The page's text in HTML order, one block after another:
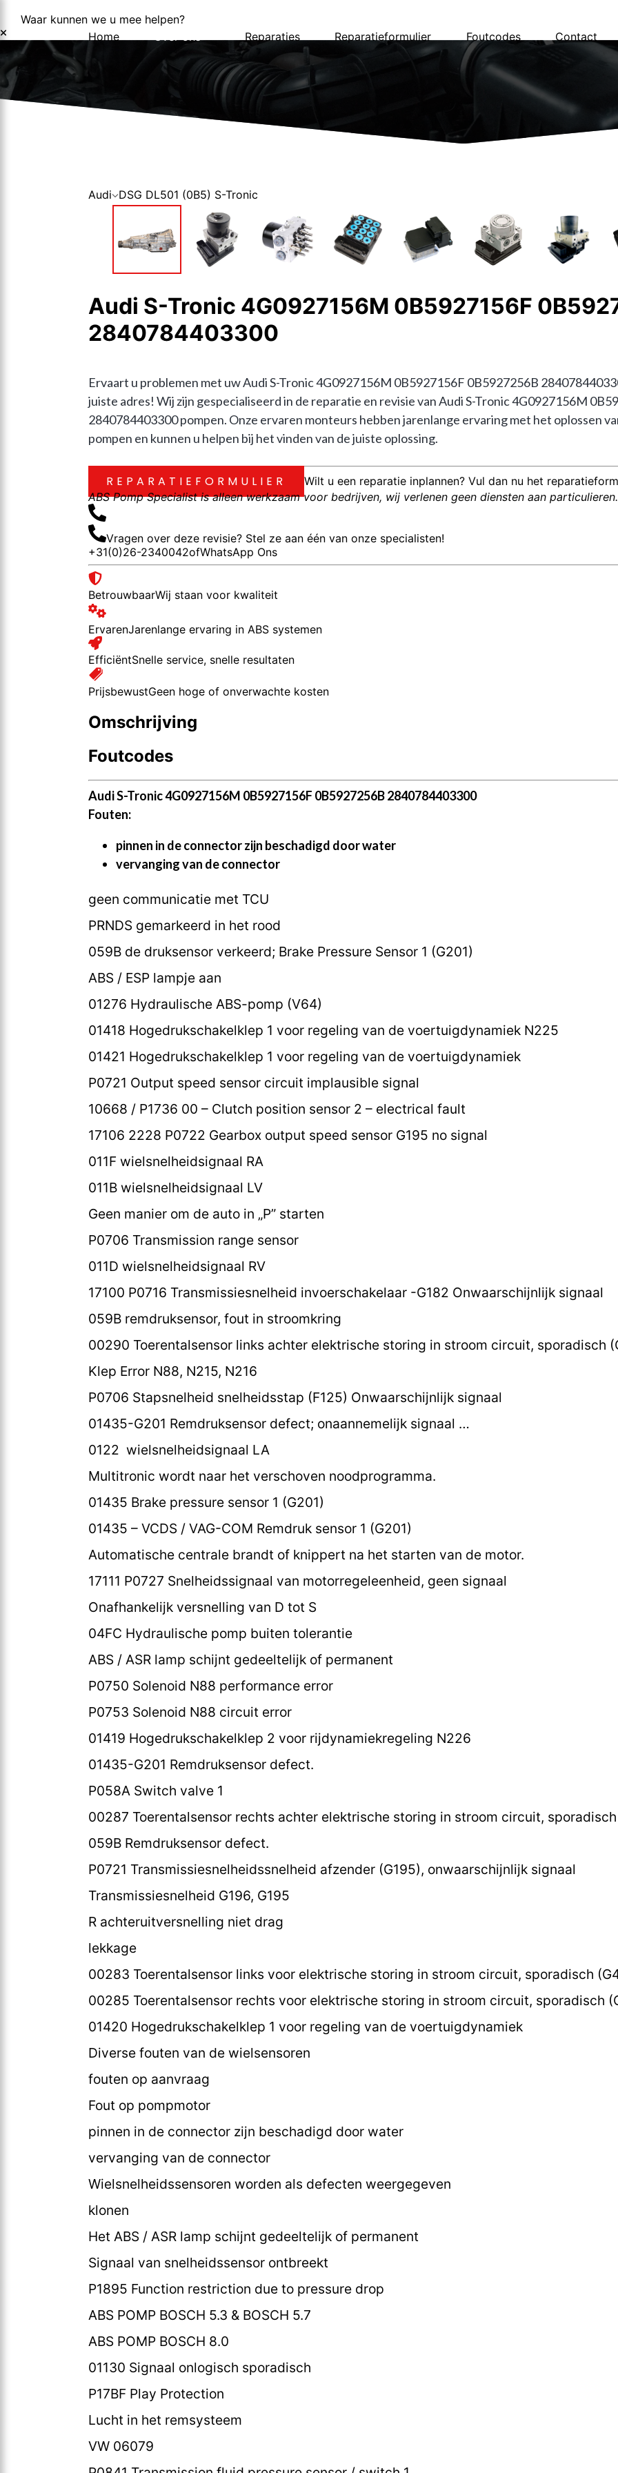
Waar kunnen we u mee helpen?
Home
Reparaties Reparatieformulier Foutcodes Contact
Audi DSG DL501 (0B5) S-Tronic
Audi S-Tronic 4G0927156M 0B5927156F
2840784403300
Ervaart u problemen met uw Audi S-Tronic 4G0927156M 0B5927156F 0B5927256B
juiste adres! Wij zijn gespecialiseerd in de reparatie en revisie van Audi S-Tronic 4G0927156M
2840784403300 pompen. Onze ervaren monteurs hebben jarenlange ervaring met het oplossen
pompen en kunnen u helpen bij het vinden van de juiste oplossing.
REPARATIEFORMULIER
Wilt u een reparatie inplannen? Vul dan nu het
ABS Pomp Specialist is alleen werkzaam voor bedrijven, wij verlenen geen diensten aan particulieren.
Vragen over deze revisie? Stel ze aan één van onze specialisten!
+31(0)26-2340042ofWhatsApp Ons
BetrouwbaarWij staan voor kwaliteit
ErvarenJarenlange ervaring in ABS systemen
EfficiëntSnelle service, snelle resultaten
PrijsbewustGeen hoge of onverwachte kosten
Omschrijving
Foutcodes
Audi S-Tronic 4G0927156M 0B5927156F 0B5927256B 2840784403300
Fouten:
pinnen in de connector zijn beschadigd door water
vervanging van de connector
geen communicatie met TCU
PRNDS gemarkeerd in het rood
059B de druksensor verkeerd; Brake Pressure Sensor 1 (G201)
ABS / ESP lampje aan
01276 Hydraulische ABS-pomp (V64)
01418 Hogedrukschakelklep 1 voor regeling van de voertuigdynamiek N225
01421 Hogedrukschakelklep 1 voor regeling van de voertuigdynamiek
P0721 Output speed sensor circuit implausible signal
10668 / P1736 00 – Clutch position sensor 2 – electrical fault
17106 2228 P0722 Gearbox output speed sensor G195 no signal
011F wielsnelheidsignaal RA
011B wielsnelheidsignaal LV
Geen manier om de auto in „P” starten
P0706 Transmission range sensor
011D wielsnelheidsignaal RV
17100 P0716 Transmissiesnelheid invoerschakelaar -G182 Onwaarschijnlijk signaal
059B remdruksensor, fout in stroomkring
00290 Toerentalsensor links achter elektrische storing in stroom circuit, sporadisch
Klep Error N88, N215, N216
P0706 Stapsnelheid snelheidsstap (F125) Onwaarschijnlijk signaal
01435-G201 Remdruksensor defect; onaannemelijk signaal …
0122 wielsnelheidsignaal LA
Multitronic wordt naar het verschoven noodprogramma.
01435 Brake pressure sensor 1 (G201)
01435 – VCDS / VAG-COM Remdruk sensor 1 (G201)
Automatische centrale brandt of knippert na het starten van de motor.
17111 P0727 Snelheidssignaal van motorregeleenheid, geen signaal
Onafhankelijk versnelling van D tot S
04FC Hydraulische pomp buiten tolerantie
ABS / ASR lamp schijnt gedeeltelijk of permanent
P0750 Solenoid N88 performance error
P0753 Solenoid N88 circuit error
01419 Hogedrukschakelklep 2 voor rijdynamiekregeling N226
01435-G201 Remdruksensor defect.
P058A Switch valve 1
00287 Toerentalsensor rechts achter elektrische storing in stroom circuit,
059B Remdruksensor defect.
P0721 Transmissiesnelheidssnelheid afzender (G195), onwaarschijnlijk signaal
Transmissiesnelheid G196, G195
R achteruitversnelling niet drag
lekkage
00283 Toerentalsensor links voor elektrische storing in stroom circuit, sporadisch
00285 Toerentalsensor rechts voor elektrische storing in stroom circuit, sporadisch
01420 Hogedrukschakelklep 1 voor regeling van de voertuigdynamiek
Diverse fouten van de wielsensoren
fouten op aanvraag
Fout op pompmotor
pinnen in de connector zijn beschadigd door water
vervanging van de connector
Wielsnelheidssensoren worden als defecten weergegeven
klonen
Het ABS / ASR lamp schijnt gedeeltelijk of permanent
Signaal van snelheidssensor ontbreekt
P1895 Function restriction due to pressure drop
ABS POMP BOSCH 5.3 & BOSCH 5.7
ABS POMP BOSCH 8.0
01130 Signaal onlogisch sporadisch
P17BF Play Protection
Lucht in het remsysteem
VW 06079